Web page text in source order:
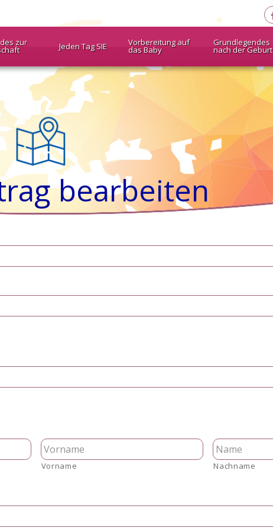
zur Jeden Tag SIE Vorbereitung auf
das Baby
Grundlegendes
nach der Geburt
bearbeiten
Vorname Nachname